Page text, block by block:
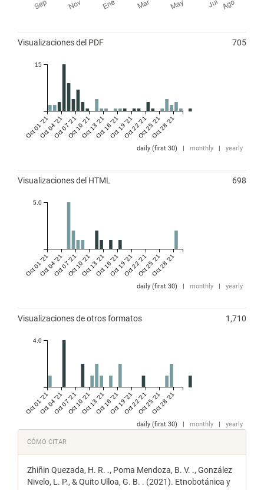
Visualizaciones del PDF 705
Oct 01 '21Oct 04 '21Oct 07 '21Oct 10 '21Oct 13 '21Oct 16 '21Oct 19 '21Oct 22 '21Oct 25 '21Oct 28 '21
15
daily (first 30) | monthly | yearly
Visualizaciones del HTML 698
Oct 01 '21Oct 04 '21Oct 07 '21Oct 10 '21Oct 13 '21Oct 16 '21Oct 19 '21Oct 22 '21Oct 25 '21Oct 28 '21
5.0
daily (first 30) | monthly | yearly
Visualizaciones de otros formatos 1,710
Oct 01 '21Oct 04 '21Oct 07 '21Oct 10 '21Oct 13 '21Oct 16 '21Oct 19 '21Oct 22 '21Oct 25 '21Oct 28 '21
4.0
daily (first 30) | monthly | yearly
Detalles
del
artículo
CÓMO CITAR
Zhiñin Quezada, H. R. ., Poma Mendoza, B. V. ., González
Nivelo, L. P., & Quito Ulloa, G. B. . (2021). Etnobotánica y